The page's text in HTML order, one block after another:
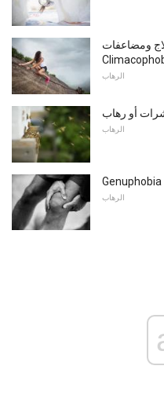
ومضاعفات
الرهاب
أو رهاب
الرهاب
الرهاب